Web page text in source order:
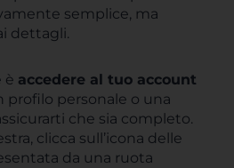
semplice, ma
dettagli.
è accedere al tuo account
profilo personale o una
che sia completo.
clicca sull’icona delle
da una ruota